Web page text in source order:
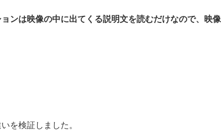
ンは映像の中に出てくる説明文を読むだけなので、映像
を検証しました。